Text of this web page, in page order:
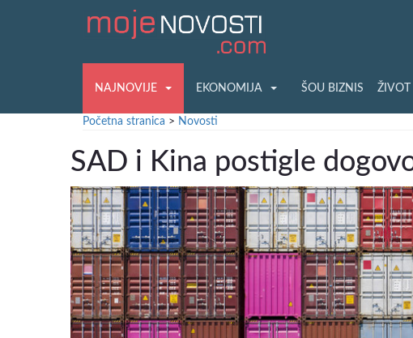
NAJNOVIJE EKONOMIJA ŠOU BIZNIS ŽIVOT
Početna stranica > Novosti
SAD i Kina postigle